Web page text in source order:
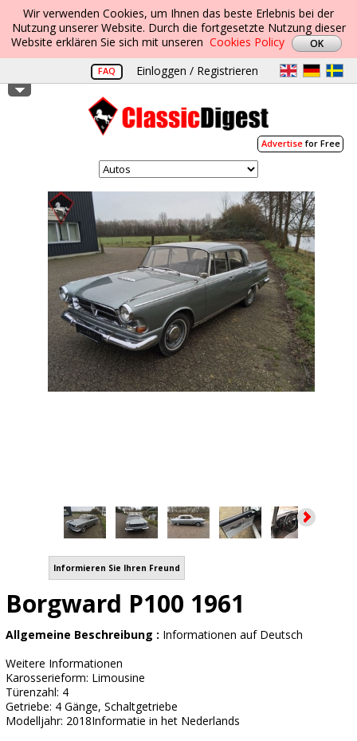
Wir verwenden Cookies, um Ihnen das beste Erlebnis bei der
Nutzung unserer Website. Durch die fortgesetzte Nutzung dieser
Website erklären Sie sich mit unseren Cookies Policy
FAQ Einloggen / Registrieren
Advertisefor Free
Informieren Sie Ihren Freund
Borgward P100 1961
Allgemeine Beschreibung : Informationen auf Deutsch
Weitere Informationen
Karosserieform: Limousine
Türenzahl: 4
Getriebe: 4 Gänge, Schaltgetriebe
Modelljahr: 2018Informatie in het Nederlands